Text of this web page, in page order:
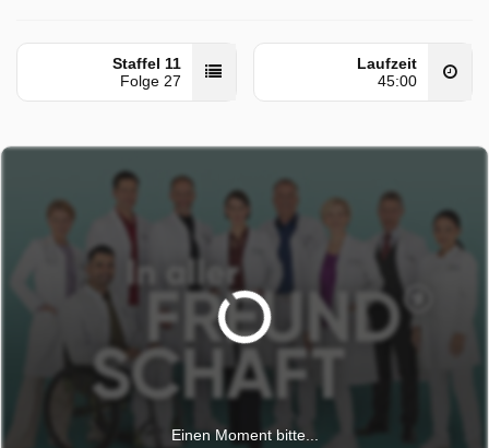
sich jetzt ihr schönes Altersheim nicht mehr leisten.
Niedlich ist das egal. Dr. Heilmann versucht, sowohl
Niedlich als auch Klara Mersburg zu einer Biopsie zu
bösartig ist. Vielleicht ist die teure Behandlung sogar
überflüssig. Doch Arnulf, Klaras Mann, glaubt, dass die
Behandlung das Beste für Klara sei. Er will ihr die
Operation um jeden Preis ersparen. Der Pfleger Hans-
Peter Brenner bereitet seine Geburtstagsfeier vor. Das
Problem ist, dass wohl niemand kommen wird. Luise
versucht, ihren Sohn zu bremsen, denn es ist all die Jahre
niemand erschienen. Deshalb sind sie bisher an diesem
Tag immer weggefahren. Aber Brenner ist fest davon
überzeugt, dass diesmal alles anders sein wird. Luise
versucht sogar noch, alle Kollegen persönlich einzuladen -
Staffel 11
Folge 27
Laufzeit
45:00
Einen Moment bitte...